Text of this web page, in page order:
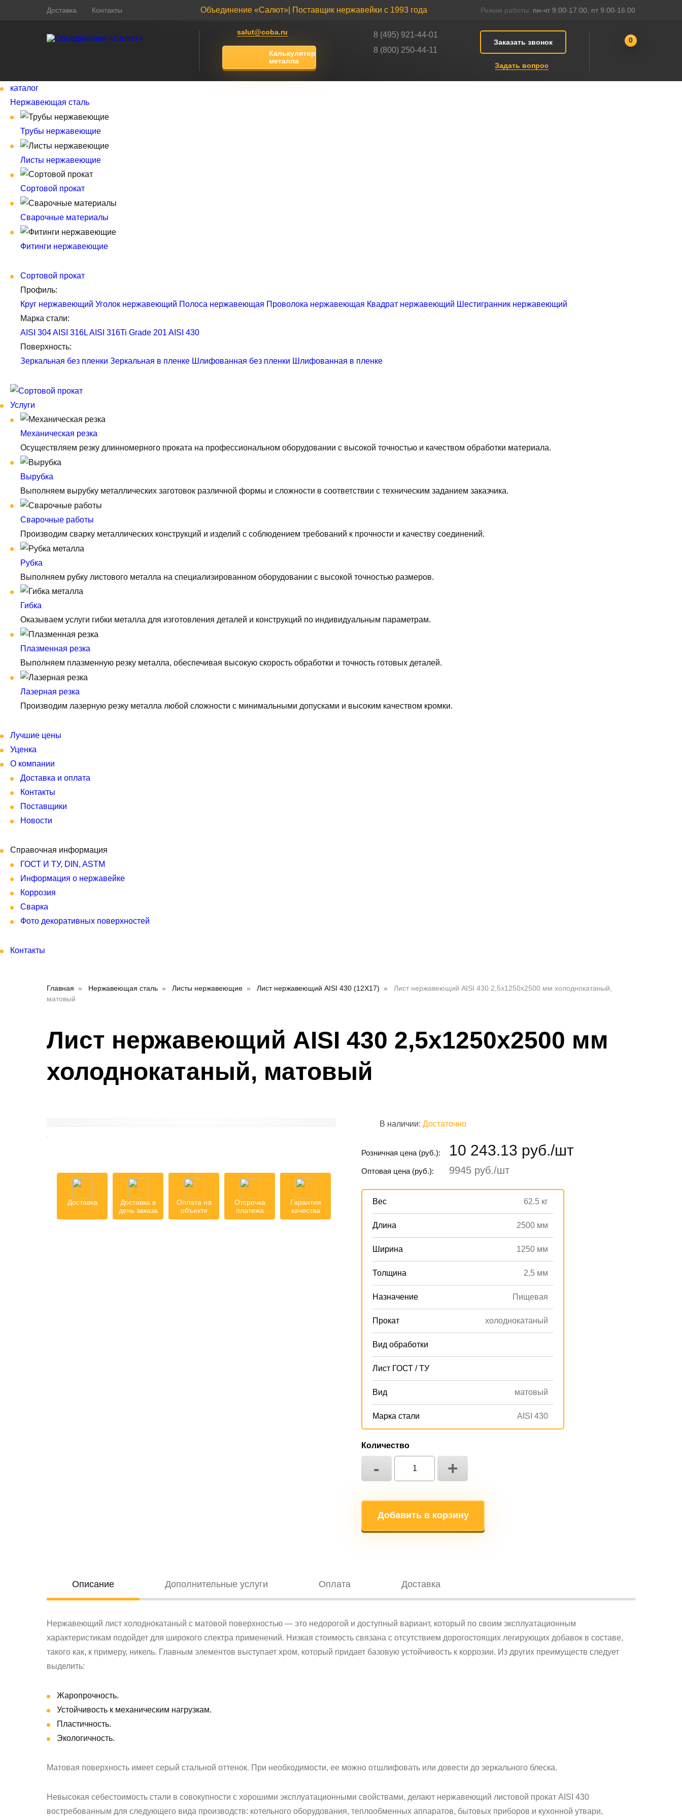
Доставка Контакты Объединение «Салют»| Поставщик нержавейки с 1993 года Режим работы: пн-чт 9:00-17:00, пт 9:00-16:00
salut@coba.ru
Калькулятор
металла
8 (495) 921-44-01
8 (800) 250-44-11
Заказать звонок
Задать вопрос
0
каталог
Нержавеющая сталь
Трубы нержавеющие
Листы нержавеющие
Сортовой прокат
Сварочные материалы
Фитинги нержавеющие
Сортовой прокат
Профиль:
Круг нержавеющий Уголок нержавеющий Полоса нержавеющая Проволока нержавеющая Квадрат нержавеющий Шестигранник нержавеющий
Марка стали:
AISI 304AISI 316LAISI 316Ti Grade 201 AISI 430
Поверхность:
Зеркальная без пленки Зеркальная в пленке Шлифованная без пленки Шлифованная в пленке
Услуги
Механическая резка
Осуществляем резку длинномерного проката на профессиональном оборудовании с высокой точностью и качеством обработки материала.
Вырубка
Выполняем вырубку металлических заготовок различной формы и сложности в соответствии с техническим заданием заказчика.
Сварочные работы
Производим сварку металлических конструкций и изделий с соблюдением требований к прочности и качеству соединений.
Рубка
Выполняем рубку листового металла на специализированном оборудовании с высокой точностью размеров.
Гибка
Оказываем услуги гибки металла для изготовления деталей и конструкций по индивидуальным параметрам.
Плазменная резка
Выполняем плазменную резку металла, обеспечивая высокую скорость обработки и точность готовых деталей.
Лазерная резка
Производим лазерную резку металла любой сложности с минимальными допусками и высоким качеством кромки.
Лучшие цены
Уценка
О компании
Доставка и оплата
Контакты
Поставщики
Новости
Справочная информация
ГОСТ И ТУ, DIN, ASTM
Информация о нержавейке
Коррозия
Сварка
Фото декоративных поверхностей
Контакты
Главная Нержавеющая сталь Листы нержавеющие Лист нержавеющий AISI 430 (12Х17)
Лист нержавеющий AISI 430 2,5х1250х2500 мм холоднокатаный,
матовый
Лист нержавеющий AISI 430 2,5х1250х2500 мм
холоднокатаный, матовый
Доставка
Доставка в
день заказа
Оплата на
объекте
Отсрочка
платежа
Гарантия
качества
В наличии: Достаточно
Розничная цена (руб.): 10 243.13 руб./шт
Оптовая цена (руб.): 9945 руб./шт
Вес 62.5 кг
Длина 2500 мм
Ширина 1250 мм
Толщина 2,5 мм
Назначение Пищевая
Прокат холоднокатаный
Вид обработки
Лист ГОСТ / ТУ
Вид матовый
Марка стали AISI 430
Количество
- +
Добавить в корзину
Oписание Дополнительные услуги Оплата Доставка
Нержавеющий лист холоднокатаный с матовой поверхностью — это недорогой и доступный вариант, который по своим эксплуатационным
характеристикам подойдет для широкого спектра применений. Низкая стоимость связана с отсутствием дорогостоящих легирующих добавок в составе,
такого как, к примеру, никель. Главным элементов выступает хром, который придает базовую устойчивость к коррозии. Из других преимуществ следует
выделить:
Жаропрочность.
Устойчивость к механическим нагрузкам.
Пластичность.
Экологичность.
Матовая поверхность имеет серый стальной оттенок. При необходимости, ее можно отшлифовать или довести до зеркального блеска.
Невысокая себестоимость стали в совокупности с хорошими эксплуатационными свойствами, делают нержавеющий листовой прокат AISI 430
востребованным для следующего вида производств: котельного оборудования, теплообменных аппаратов, бытовых приборов и кухонной утвари,